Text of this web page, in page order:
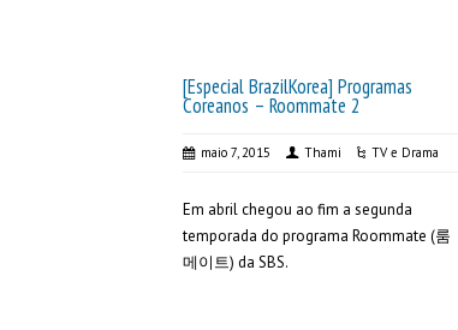
[Especial BrazilKorea] Programas
Coreanos – Roommate 2
maio 7, 2015 Thami TV e Drama
Em abril chegou ao fim a segunda
temporada do programa Roommate (룸
메이트) da SBS.